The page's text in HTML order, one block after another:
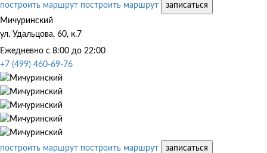
построить маршрут построить маршрут
записаться
Мичуринский
ул. Удальцова, 60, к.7
Ежедневно с 8:00 до 22:00
+7 (499) 460-69-76
построить маршрут построить маршрут
записаться